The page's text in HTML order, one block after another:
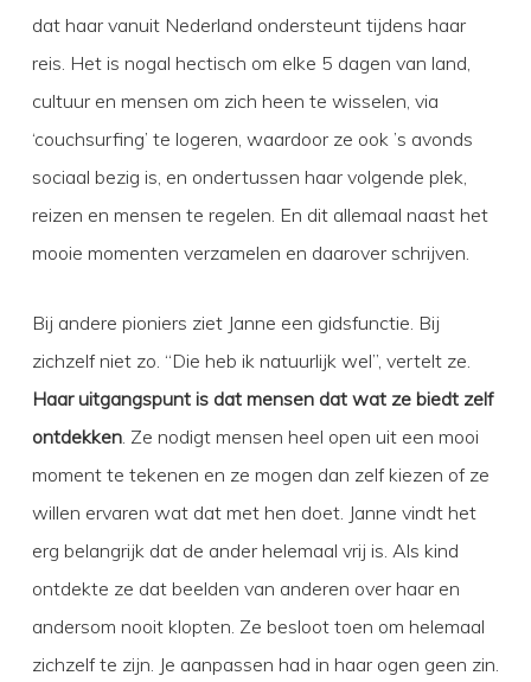
dat haar vanuit Nederland ondersteunt tijdens haar
reis. Het is nogal hectisch om elke 5 dagen van land,
cultuur en mensen om zich heen te wisselen, via
‘couchsurfing’ te logeren, waardoor ze ook ’s avonds
sociaal bezig is, en ondertussen haar volgende plek,
reizen en mensen te regelen. En dit allemaal naast het
mooie momenten verzamelen en daarover schrijven.
Bij andere pioniers ziet Janne een gidsfunctie. Bij
zichzelf niet zo. “Die heb ik natuurlijk wel”, vertelt ze.
Haar uitgangspunt is dat mensen dat wat ze biedt zelf
ontdekken. Ze nodigt mensen heel open uit een mooi
moment te tekenen en ze mogen dan zelf kiezen of ze
willen ervaren wat dat met hen doet. Janne vindt het
erg belangrijk dat de ander helemaal vrij is. Als kind
ontdekte ze dat beelden van anderen over haar en
andersom nooit klopten. Ze besloot toen om helemaal
zichzelf te zijn. Je aanpassen had in haar ogen geen zin.